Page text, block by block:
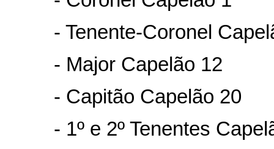
- Tenente-Coronel
- Major Capelão 12
- Capitão Capelão 20
- 1º e 2º Tenentes